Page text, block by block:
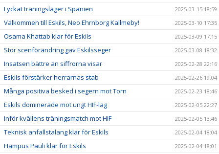
Lyckat träningsläger i Spanien 2025-03-15 18:59
Välkommen till Eskils, Neo Ehrnborg Kallmeby! 2025-03-10 17:35
Osama Khattab klar för Eskils 2025-03-09 17:15
Stor scenförändring gav Eskilsseger 2025-03-08 18:32
Insatsen bättre än siffrorna visar 2025-02-28 22:16
Eskils förstärker herrarnas stab 2025-02-26 19:04
Många positiva besked i segern mot Torn 2025-02-23 18:46
Eskils dominerade mot ungt HIF-lag 2025-02-05 22:27
Inför kvällens träningsmatch mot HIF 2025-02-05 13:46
Teknisk anfallstalang klar för Eskils 2025-02-04 18:04
Hampus Pauli klar för Eskils 2025-02-04 18:01